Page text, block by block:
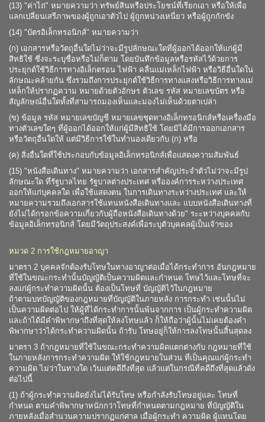
(13) "ค่าไถ่" หมายความว่า ทรัพย์สินหรือประโยชน์ที่เรียกเอา หรือให้เพื่อ
แลกเปลี่ยนเสรีภาพของผู้ถูกเอาตัวไป ผู้ถูกหน่วงเหนี่ยว หรือผู้ถูกกักขัง
(14) "บัตรอิเล็กทรอนิกส์" หมายความว่า
(ก) เอกสารหรือวัตถุอื่นใดไม่ว่าจะมีรูปลักษณะใดที่ผู้ออกได้ออกให้แก่ผู้มี
สิทธิใช้ ซึ่งจะระบุชื่อหรือไม่ก็ตาม โดยบันทึกข้อมูลหรือรหัสไว้ด้วยการ
ประยุกต์ใช้วิธีการทางอิเล็กตรอน ไฟฟ้า คลื่นแม่เหล็กไฟฟ้า หรือวิธีอื่นใดใน
ลักษณะคล้ายกัน ซึ่งรวมถึงการประยุกต์ใช้วิธีการทางแสงหรือวิธีการทางแม่
เหล็กให้ปรากฏความ หมายด้วยตัวอักษร ตัวเลข รหัส หมายเลขบัตร หรือ
สัญลักษณ์อื่นใดทั้งที่สามารถมองเห็นและมองไม่เห็นด้วยตาเปล่า
(ข) ข้อมูล รหัส หมายเลขบัญชี หมายเลขชุดทางอิเล็กทรอนิกส์หรือเครื่องมือ
ทางตัวเลขใดๆ ที่ผู้ออกได้ออกให้แก่ผู้มีสิทธิใช้ โดยมิได้มีการออกเอกสาร
หรือวัตถุอื่นใดให้ แต่มีวิธีการใช้ในทำนองเดียวกับ (ก) หรือ
(ค) สิ่งอื่นใดที่ใช้ประกอบกับข้อมูลอิเล็กทรอนิกส์เพื่อแสดงความสัมพันธ์
(15) "หนังสือเดินทาง" หมายความว่า เอกสารสำคัญประจำตัวไม่ว่าจะมีรูป
ลักษณะใด ที่รัฐบาลไทย รัฐบาลต่างประเทศ หรือองค์การระหว่างประเทศ
ออกให้แก่บุคคลใด เพื่อใช้แสดงตน ในการเดินทางระหว่างประเทศ และให้
หมายความรวมถึงเอกสารใช้แทนหนังสือเดินทางและ แบบหนังสือเดินทางที่
ยังไม่ได้กรอกข้อความเกี่ยวกับผู้ถือหนังสือเดินทางด้วย" ระะหว่างบุคคลกับ
ข้อมูลอิเล็กทรอนิกส์ โดยมีวัตถุประสงค์เพื่อระบุตัวบุคคลผู้เป็นเจ้าของ
หมวด 2 การใช้กฎหมายอาญา
มาตรา 2 บุคคลจักต้องรับโทษในทางอาญาต่อเมื่อได้กระทำการ อันกฎหมาย
ที่ใช้ในขณะกระทำนั้นบัญญัติเป็นความผิดและกำหนด โทษไว้และโทษที่จะ
ลงแก่ผู้กระทำความผิดนั้น ต้องเป็นโทษที่ บัญญัติไว้ในกฎหมาย
ถ้าตามบทบัญญัติของกฎหมายที่บัญญัติในภายหลัง การกระทำ เช่นนั้นไม่
เป็นความผิดต่อไป ให้ผู้ที่ได้กระทำการนั้นพ้นจากการ เป็นผู้กระทำความผิด
และถ้าได้มีคำพิพากษาถึงที่สุดให้ลงโทษแล้ว ก็ให้ถือว่าผู้นั้นไม่เคยต้องคำ
พิพากษาว่าได้กระทำความผิดนั้น ถ้ารับ โทษอยู่ก็ให้การลงโทษนั้นสิ้นสุดลง
มาตรา 3 ถ้ากฎหมายที่ใช้ในขณะกระทำความผิดแตกต่างกับ กฎหมายที่ใช้
ในภายหลังการกระทำความผิด ให้ใช้กฎหมายในส่วน ที่เป็นคุณแก่ผู้กระทำ
ความผิด ไม่ว่าในทางใด เว้นแต่คดีถึงที่สุด แล้วแต่ในกรณีที่คดีถึงที่สุดแล้วดัง
ต่อไปนี้
(1) ถ้าผู้กระทำความผิดยังไม่ได้รับโทษ หรือกำลังรับโทษอยู่และ โทษที่
กำหนด ตามคำพิพากษาหนักกว่าโทษที่กำหนดตามกฎหมาย ที่บัญญัติใน
ภายหลังเมื่อสำนวนความปรากฏแก่ศาล เมื่อผู้กระทำ ความผิด ผู้แทนโดย